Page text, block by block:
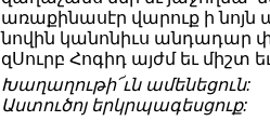
առաքինասէր վարուք ի
նովին կանոնիւս անդադար
զՍուրբ Հոգիդ այժմ եւ միշտ
Խաղաղութի՜ւն ամենեցուն:
Աստուծոյ երկրպագեսցուք: